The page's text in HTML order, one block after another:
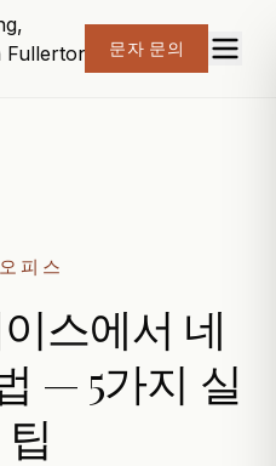
문자 문의
피스
스에서 네
— 5가지 실